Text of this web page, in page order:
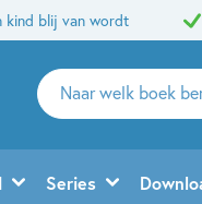
kind blij van wordt
Zoeken
naar
en
Series